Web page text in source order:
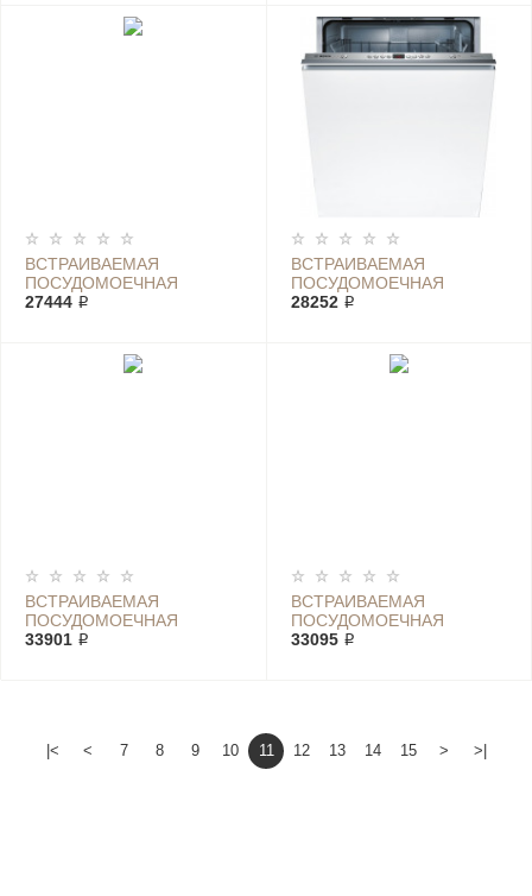
ВСТРАИВАЕМАЯ
ПОСУДОМОЕЧНАЯ
МАШИНА BOSCH SMV
27444 ₽
ВСТРАИВАЕМАЯ
ПОСУДОМОЕЧНАЯ
МАШИНА BOSCH SMV
28252 ₽
ВСТРАИВАЕМАЯ
ПОСУДОМОЕЧНАЯ
МАШИНА BOSCH SMV
33901 ₽
ВСТРАИВАЕМАЯ
ПОСУДОМОЕЧНАЯ
МАШИНА BOSCH SMV
33095 ₽
|< < 7 8 9 10 11 12 13 14 15 > >|